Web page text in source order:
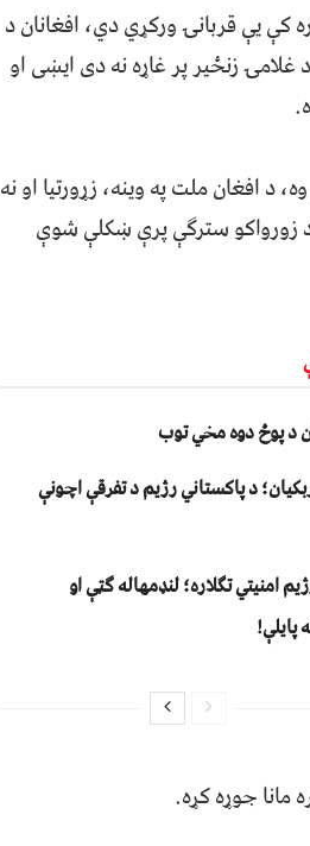
کې یې قربانۍ ورکړي دي، افغانان د
زنځیر پر غاړه نه دی ایښی او
افغان ملت په وینه، زړورتیا او نه
زورواکو سترګې پرې ښکلې شوې
د پوځ دوه مخي توب
د پاکستاني رژیم د تفرقې اچونې
امنیتي تګلاره؛ لنډمهاله ګټې او
پایلې!
مانا جوړه کړه.